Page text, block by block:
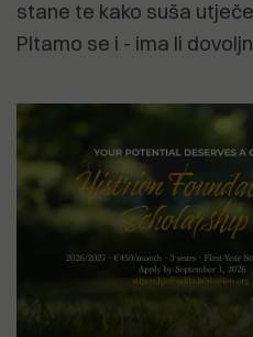
stane te kako suša
PItamo se i - ima li